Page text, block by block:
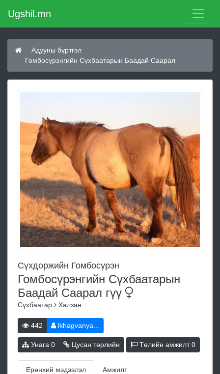
Ugshil.mn
Адууны бүртгэл
Гомбосүрэнгийн Сүхбаатарын Баадай Саарал
Сүхдоржийн Гомбосүрэн
Гомбосүрэнгийн Сүхбаатарын
Баадай Саарал гүү
Сүхбаатар Халзан
442 lkhagvanya...
Унага 0 Цусан төрлийн Төлийн амжилт0
Ерөнхий мэдээлэл Амжилт